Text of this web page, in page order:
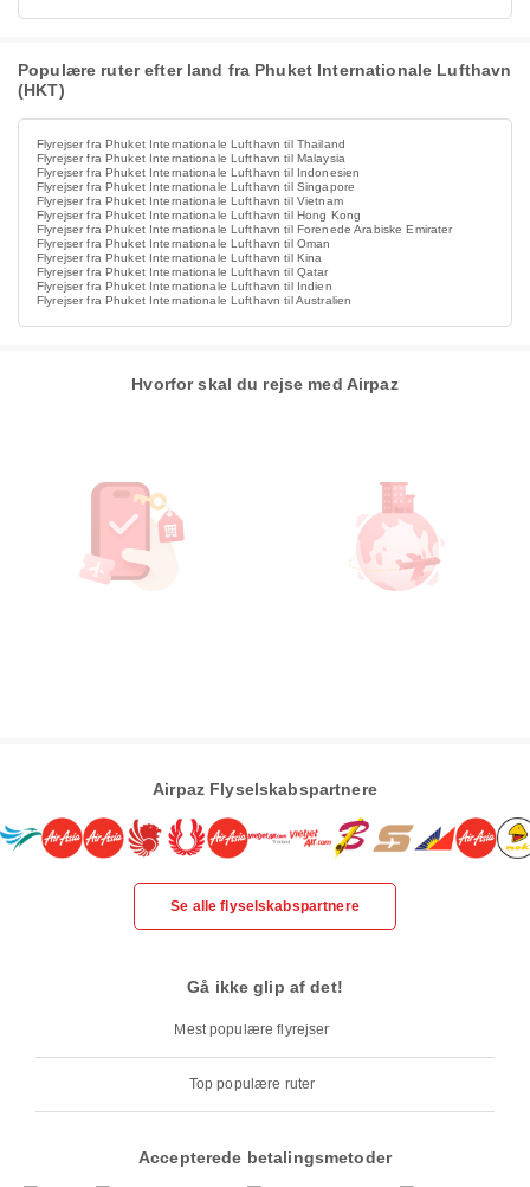
Populære ruter efter land fra Phuket Internationale Lufthavn
(HKT)
Flyrejser fra Phuket Internationale Lufthavn til Thailand
Flyrejser fra Phuket Internationale Lufthavn til Malaysia
Flyrejser fra Phuket Internationale Lufthavn til Indonesien
Flyrejser fra Phuket Internationale Lufthavn til Singapore
Flyrejser fra Phuket Internationale Lufthavn til Vietnam
Flyrejser fra Phuket Internationale Lufthavn til Hong Kong
Flyrejser fra Phuket Internationale Lufthavn til Forenede Arabiske Emirater
Flyrejser fra Phuket Internationale Lufthavn til Oman
Flyrejser fra Phuket Internationale Lufthavn til Kina
Flyrejser fra Phuket Internationale Lufthavn til Qatar
Flyrejser fra Phuket Internationale Lufthavn til Indien
Flyrejser fra Phuket Internationale Lufthavn til Australien
Hvorfor skal du rejse med Airpaz
Airpaz Flyselskabspartnere
Se alle flyselskabspartnere
Gå ikke glip af det!
Mest populære flyrejser
Top populære ruter
Accepterede betalingsmetoder